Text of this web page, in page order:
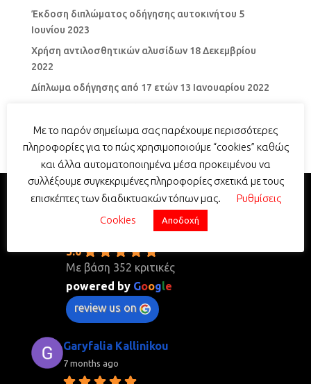
Έκδοση διπλώματος οδήγησης αυτοκινήτου 5
Ιουνίου 2023
Χρήση αντιλοσθητικών αλυσίδων 18 Δεκεμβρίου
2022
Δίπλωμα οδήγησης από 17 ετών 13 Ιανουαρίου 2022
2021
Σχολή Οδηγών Σταυρουλάκης -
Driving School Stavroulakis
5.0
Με βάση 352 κριτικές
powered by Google
review us on
Garyfalia Kallinikou
7 months ago
Με το παρόν σημείωμα σας παρέχουμε περισσότερες
πληροφορίες για το πώς χρησιμοποιούμε “cookies” καθώς
και άλλα αυτοματοποιημένα μέσα προκειμένου να
συλλέξουμε συγκεκριμένες πληροφορίες σχετικά με τους
επισκέπτες των διαδικτυακών τόπων μας.
Ρυθμίσεις
Cookies
Αποδοχή